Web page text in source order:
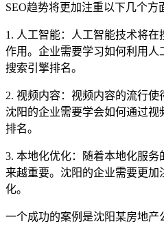
SEO趋势将更加注重以下几个方
1. 人工智能：人工智能技术将
作用。企业需要学习如何利用
搜索引擎排名。
2. 视频内容：视频内容的流行使
沈阳的企业需要学会如何通过
排名。
3. 本地化优化：随着本地化服
来越重要。沈阳的企业需要更
化。
一个成功的案例是沈阳某房地